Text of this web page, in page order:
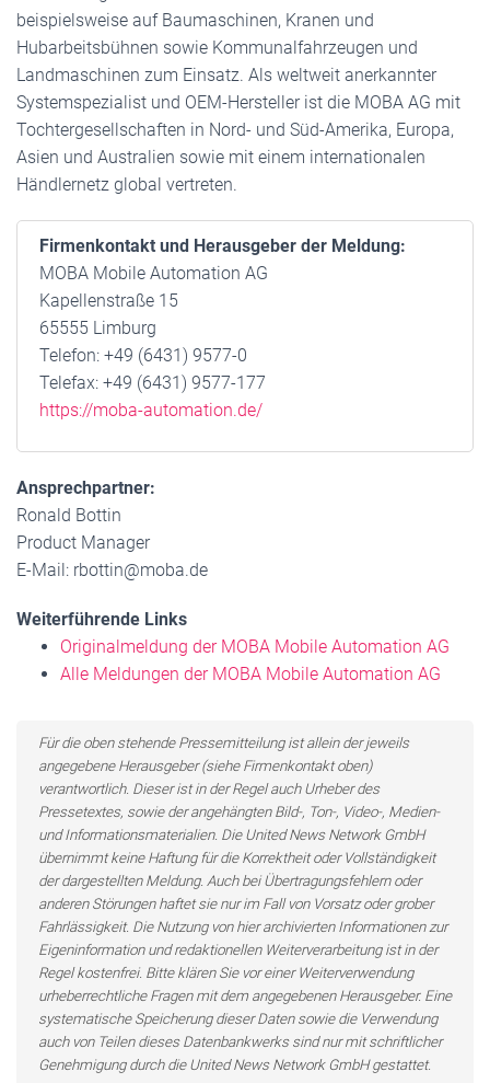
beispielsweise auf Baumaschinen, Kranen und
Hubarbeitsbühnen sowie Kommunalfahrzeugen und
Landmaschinen zum Einsatz. Als weltweit anerkannter
Systemspezialist und OEM-Hersteller ist die MOBA AG mit
Tochtergesellschaften in Nord- und Süd-Amerika, Europa,
Asien und Australien sowie mit einem internationalen
Händlernetz global vertreten.
Firmenkontakt und Herausgeber der Meldung:
MOBA Mobile Automation AG
Kapellenstraße 15
65555 Limburg
Telefon: +49 (6431) 9577-0
Telefax: +49 (6431) 9577-177
https://moba-automation.de/
Ansprechpartner:
Ronald Bottin
Product Manager
E-Mail: rbottin@moba.de
Weiterführende Links
Originalmeldung der MOBA Mobile Automation AG
Alle Meldungen der MOBA Mobile Automation AG
Für die oben stehende Pressemitteilung ist allein der jeweils
angegebene Herausgeber (siehe Firmenkontakt oben)
verantwortlich. Dieser ist in der Regel auch Urheber des
Pressetextes, sowie der angehängten Bild-, Ton-, Video-, Medien-
und Informationsmaterialien. Die United News Network GmbH
übernimmt keine Haftung für die Korrektheit oder Vollständigkeit
der dargestellten Meldung. Auch bei Übertragungsfehlern oder
anderen Störungen haftet sie nur im Fall von Vorsatz oder grober
Fahrlässigkeit. Die Nutzung von hier archivierten Informationen zur
Eigeninformation und redaktionellen Weiterverarbeitung ist in der
Regel kostenfrei. Bitte klären Sie vor einer Weiterverwendung
urheberrechtliche Fragen mit dem angegebenen Herausgeber. Eine
systematische Speicherung dieser Daten sowie die Verwendung
auch von Teilen dieses Datenbankwerks sind nur mit schriftlicher
Genehmigung durch die United News Network GmbH gestattet.